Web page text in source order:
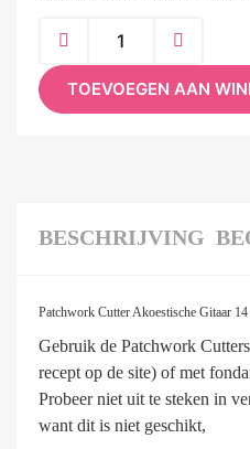
TOEVOEGEN AAN
BESCHRIJVING
Patchwork Cutter Akoestische Gitaar
Gebruik de Patchwork
recept op de site) of met
Probeer niet uit te steken in
want dit is niet geschikt,